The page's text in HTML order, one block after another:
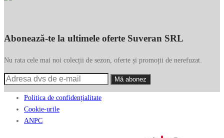
Abonează-te la ultimele oferte Suveran SRL
Nu rata cele mai noi colecții de sezon, oferte și promoții de nerefuzat.
Politica de confidențialitate
Cookie-urile
ANPC